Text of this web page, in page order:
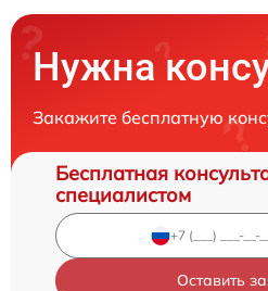
Нужна
Закажите бесплатную
Бесплатная
специалистом
Оставить